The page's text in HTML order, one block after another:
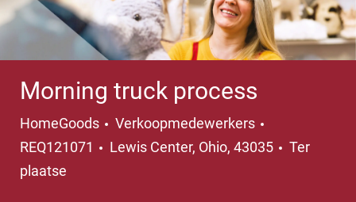
Morning truck process
HomeGoods Categorie
Verkoopmedewerkers
REQ121071
Plaats
Lewis Center, Ohio, 43035
Ter
plaatse